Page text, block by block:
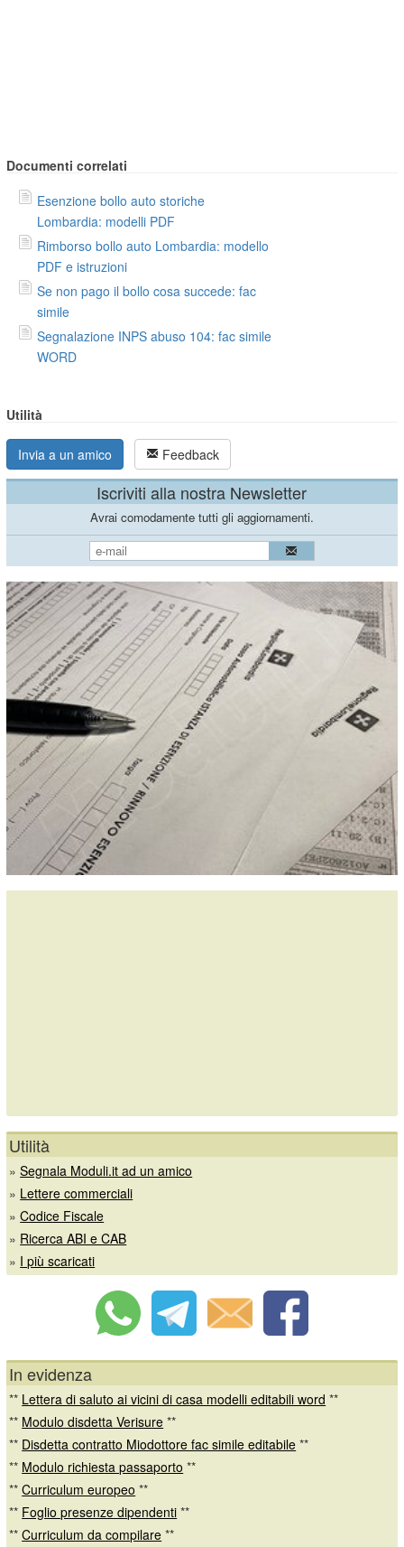
Documenti correlati
Esenzione bollo auto storiche
Lombardia: modelli PDF
Rimborso bollo auto Lombardia: modello
PDF e istruzioni
Se non pago il bollo cosa succede: fac
simile
Segnalazione INPS abuso 104: fac simile
WORD
Utilità
Invia a un amico Feedback
Iscriviti alla nostra Newsletter
Avrai comodamente tutti gli aggiornamenti.
Utilità
»Segnala Moduli.it ad un amico
» Lettere commerciali
»Codice Fiscale
» Ricerca ABI e CAB
» I più scaricati
In evidenza
** Lettera di saluto ai vicini di casa modelli editabili word **
** Modulo disdetta Verisure **
** Disdetta contratto Miodottore fac simile editabile **
** Modulo richiesta passaporto **
**Curriculum europeo **
** Foglio presenze dipendenti **
**Curriculum da compilare **